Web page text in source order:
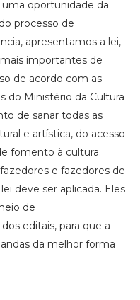
oportunidade da
processo de
apresentamos a lei,
importantes de
de acordo com as
do Ministério da Cultura
de sanar todas as
e artística, do acesso
fomento à cultura.
e fazedores de
deve ser aplicada. Eles
de
editais, para que a
da melhor forma